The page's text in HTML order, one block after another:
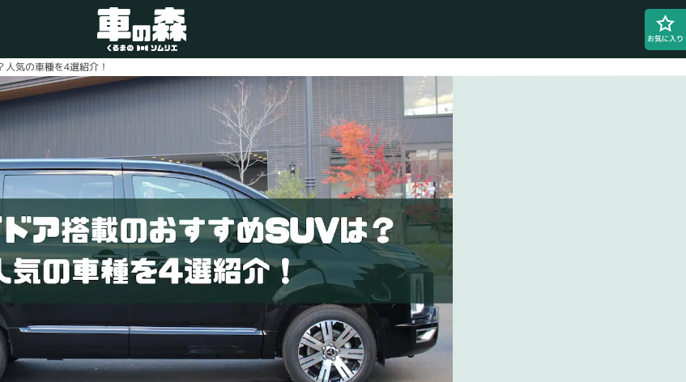
お気に入り
車検・整備のお問い合わせ
0800-080-1777
ご希望の店舗をタップしてください。
車の森
なかもず店 0800-830-3347
気の車種を4選紹介！